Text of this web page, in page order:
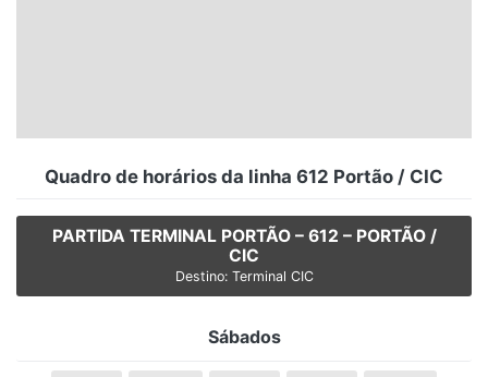
Quadro de horários da linha 612 Portão / CIC
PARTIDA TERMINAL PORTÃO – 612 – PORTÃO /
CIC
Destino: Terminal CIC
Sábados